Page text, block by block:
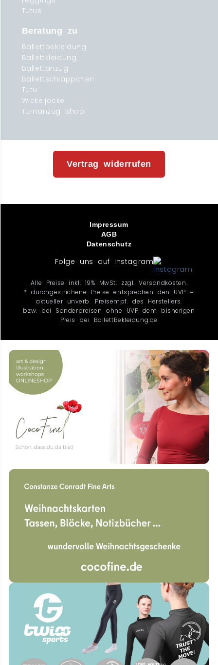
Tutus
Beratung zu
Ballettbekleidung
Ballettkleidung
Ballettanzug
Ballettschläppchen
Tutu
Wickeljacke
Turnanzug Shop
Vertrag widerrufen
Impressum
AGB
Datenschutz
Folge uns auf Instagram
Alle Preise inkl. 19% MwSt. zzgl. Versandkosten.
* durchgestrichene Preise entsprechen den UVP =
aktueller unverb. Preisempf. des Herstellers.
bzw. bei Sonderpreisen ohne UVP dem bisherigen
Preis bei BallettBekleidung.de